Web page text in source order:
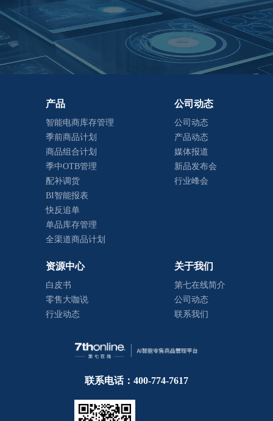
产品
智能电商库存管理
季前商品计划
商品组合计划
季中OTB管理
配补调货
BI智能报表
快反追单
单品库存管理
全渠道商品计划
公司动态
公司动态
产品动态
媒体报道
新品发布会
行业峰会
资源中心
白皮书
零售大咖说
行业动态
关于我们
第七在线简介
公司动态
联系我们
联系电话：400-774-7617